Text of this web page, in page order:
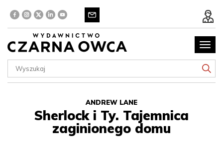
menu
ANDREW LANE
Sherlock i Ty. Tajemnica
zaginionego domu